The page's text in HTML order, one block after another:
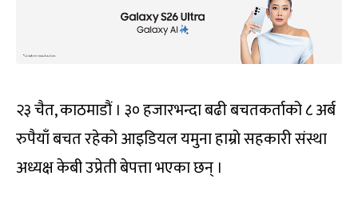
२३ चैत, काठमाडौं । ३० हजारभन्दा बढी बचतकर्ताको ८ अर्ब
रुपैयाँ बचत रहेको आइडियल यमुना हाम्रो सहकारी संस्था
अध्यक्ष केबी उप्रेती बेपत्ता भएका छन् ।